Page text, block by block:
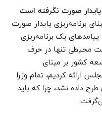
صورت نگرفته است
برنامه‌ریزی پایدار صورت
یک برنامه‌ریزی
محیطی تنها در حرف
کشور بر مبنای
ارائه کردیم، تمام وزرا
داده نشد، چرا که باید